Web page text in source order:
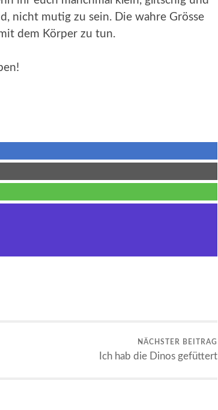
nicht mutig zu sein. Die wahre Grösse
dem Körper zu tun.
NÄCHSTER BEITRAG
Ich hab die Dinos gefüttert